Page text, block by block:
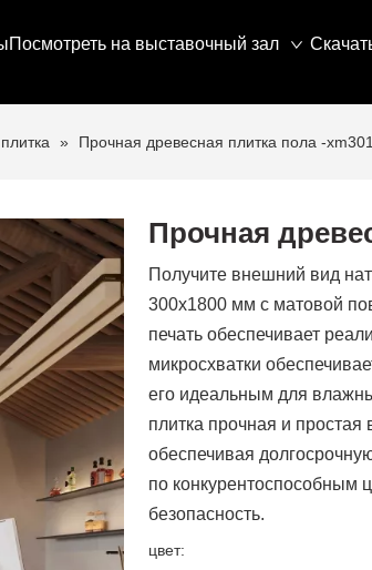
Посмотреть на выставочный зал
» Прочная древесная плитка пола -
Прочная
Получите внешний вид
300x1800 мм с матовой
печать обеспечивает
микросхватки
его идеальным для
плитка прочная и
обеспечивая
по конкурентоспособным
безопасность.
цвет: